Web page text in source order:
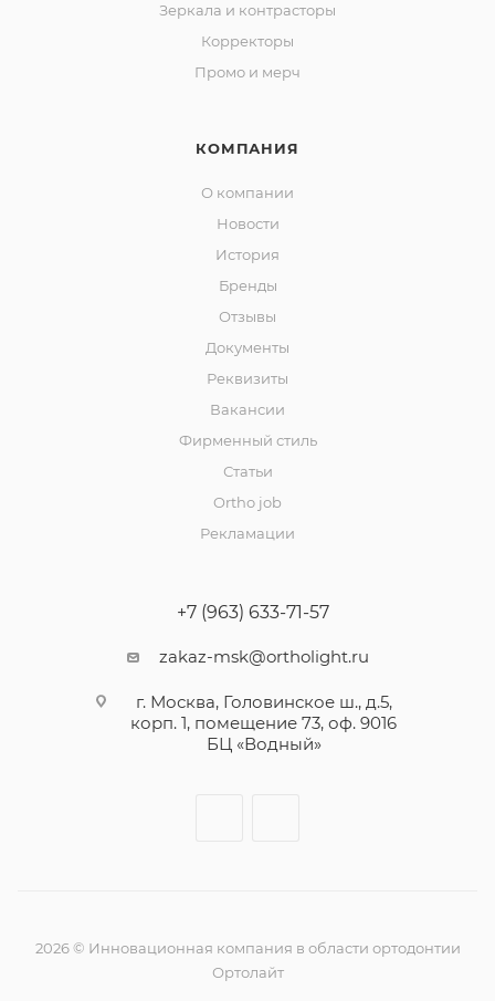
Зеркала и контраcторы
Корректоры
Промо и мерч
КОМПАНИЯ
О компании
Новости
История
Бренды
Отзывы
Документы
Реквизиты
Вакансии
Фирменный стиль
Статьи
Ortho job
Рекламации
+7 (963) 633-71-57
zakaz-msk@ortholight.ru
г. Москва, Головинское ш., д.5,
корп. 1, помещение 73, оф. 9016
БЦ «Водный»
2026 © Инновационная компания в области ортодонтии
Ортолайт